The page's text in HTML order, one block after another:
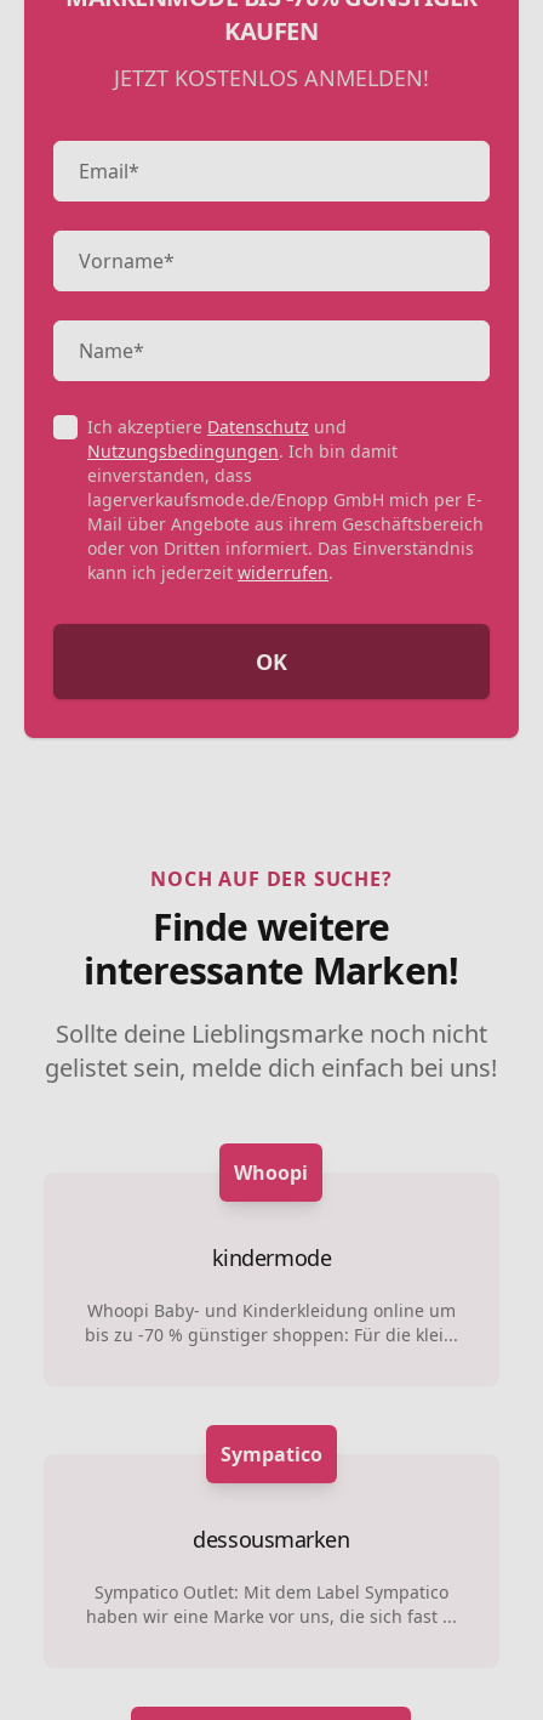
KAUFEN
JETZT KOSTENLOS ANMELDEN!
Ich akzeptiere Datenschutz und
Nutzungsbedingungen. Ich bin damit
einverstanden, dass
lagerverkaufsmode.de/Enopp GmbH mich per E-
Mail über Angebote aus ihrem Geschäftsbereich
oder von Dritten informiert. Das Einverständnis
kann ich jederzeit widerrufen.
OK
NOCH AUF DER SUCHE?
Finde weitere
interessante Marken!
Sollte deine Lieblingsmarke noch nicht
gelistet sein, melde dich einfach bei uns!
Whoopi
kindermode
Whoopi Baby- und Kinderkleidung online um
bis zu -70 % günstiger shoppen: Für die klei...
Sympatico
dessousmarken
Sympatico Outlet: Mit dem Label Sympatico
haben wir eine Marke vor uns, die sich fast ...